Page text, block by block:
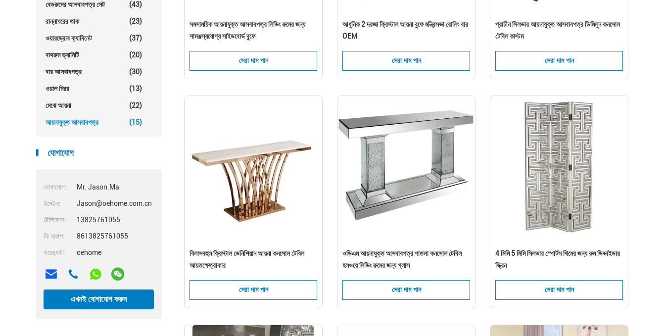
বেডরুমের আসবাবপত্র সেট (43)
রান্নাঘরের তাক (23)
ওয়ারড্রোব ক্যাবিনেট (37)
বাথরুম ভ্যানিটি (20)
বার আসবাবপত্র (30)
ওয়াল মিরর (13)
মেঝে আয়না (22)
আয়নাযুক্ত আসবাবপত্র (15)
যোগাযোগ
যোগাযোগ: Mr. Jason.Ma
ইমেইল: Jason@oehome.com.cn
টেলিফোন: 13825761055
কি অ্যাপ: 8613825761055
ওয়েচ্যাট: oehome
এখনই যোগাযোগ করুন
সমসাময়িক আয়নাযুক্ত আসবাবপত্র লিভিং রুমের জন্য
সামঞ্জস্যযোগ্য সাইডবোর্ড বুফে
সেরা দাম পান
আধুনিক 2 দরজা ক্রিস্টাল আয়না বুফে মন্ত্রিসভা রোলিং বার
OEM
সেরা দাম পান
প্রাচীন সিলভার আয়নাযুক্ত আসবাবপত্র ডিমিলুন কনসোল
টেবিল কাস্টম
সেরা দাম পান
বিলাসবহুল ক্রিস্টাল ভেনিশিয়ান আয়না কনসোল টেবিল
আয়তক্ষেত্রাকার
সেরা দাম পান
ওডিএম আয়নাযুক্ত আসবাবপত্র পাতলা কনসোল টেবিল
হলওয়ে লিভিং রুমের জন্য গ্লাস
সেরা দাম পান
4 মিমি 5 মিমি সিলভার স্পোর্টস থিমের জন্য রুম ডিভাইডার
স্ক্রিন
সেরা দাম পান